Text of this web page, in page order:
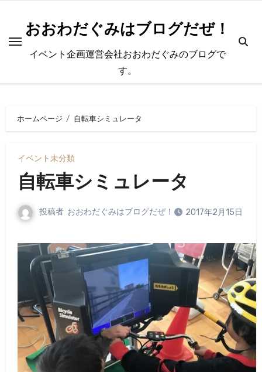
おおわだぐみはブログだぜ！
イベント企画運営会社おおわだぐみのブログで
す。
ホームページ 自転車シミュレータ
イベント未分類
自転車シミュレータ
投稿者 おおわだぐみはブログだぜ！ 2017年2月15日